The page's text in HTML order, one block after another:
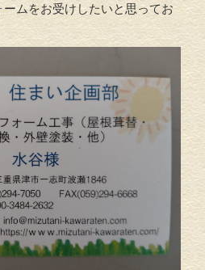
ムをお受けしたいと思ってお